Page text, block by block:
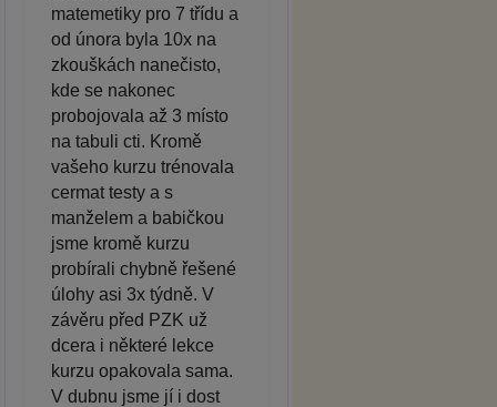
matemetiky pro 7 třídu a
od února byla 10x na
zkouškách nanečisto,
kde se nakonec
probojovala až 3 místo
na tabuli cti. Kromě
vašeho kurzu trénovala
cermat testy a s
manželem a babičkou
jsme kromě kurzu
probírali chybně řešené
úlohy asi 3x týdně. V
závěru před PZK už
dcera i některé lekce
kurzu opakovala sama.
V dubnu jsme jí i dost